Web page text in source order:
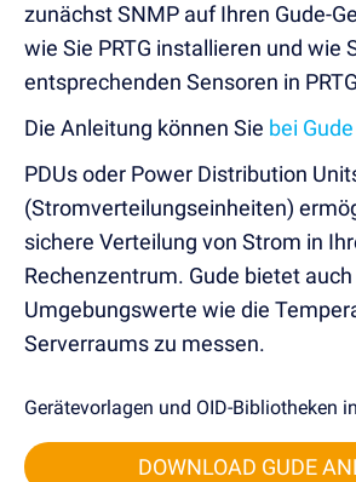
zunächst SNMP auf Ihren Gude-
wie Sie PRTG installieren und wie
entsprechenden Sensoren in
Die Anleitung können Sie bei
PDUs oder Power Distribution
(Stromverteilungseinheiten)
sichere Verteilung von Strom in
Rechenzentrum. Gude bietet
Umgebungswerte wie die
Serverraums zu messen.
Gerätevorlagen und OID-Bibliotheken
DOWNLOAD GUDE